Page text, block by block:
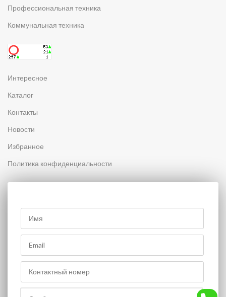
Профессиональная техника
Коммунальная техника
Интересное
Каталог
Контакты
Новости
Избранное
Политика конфиденциальности